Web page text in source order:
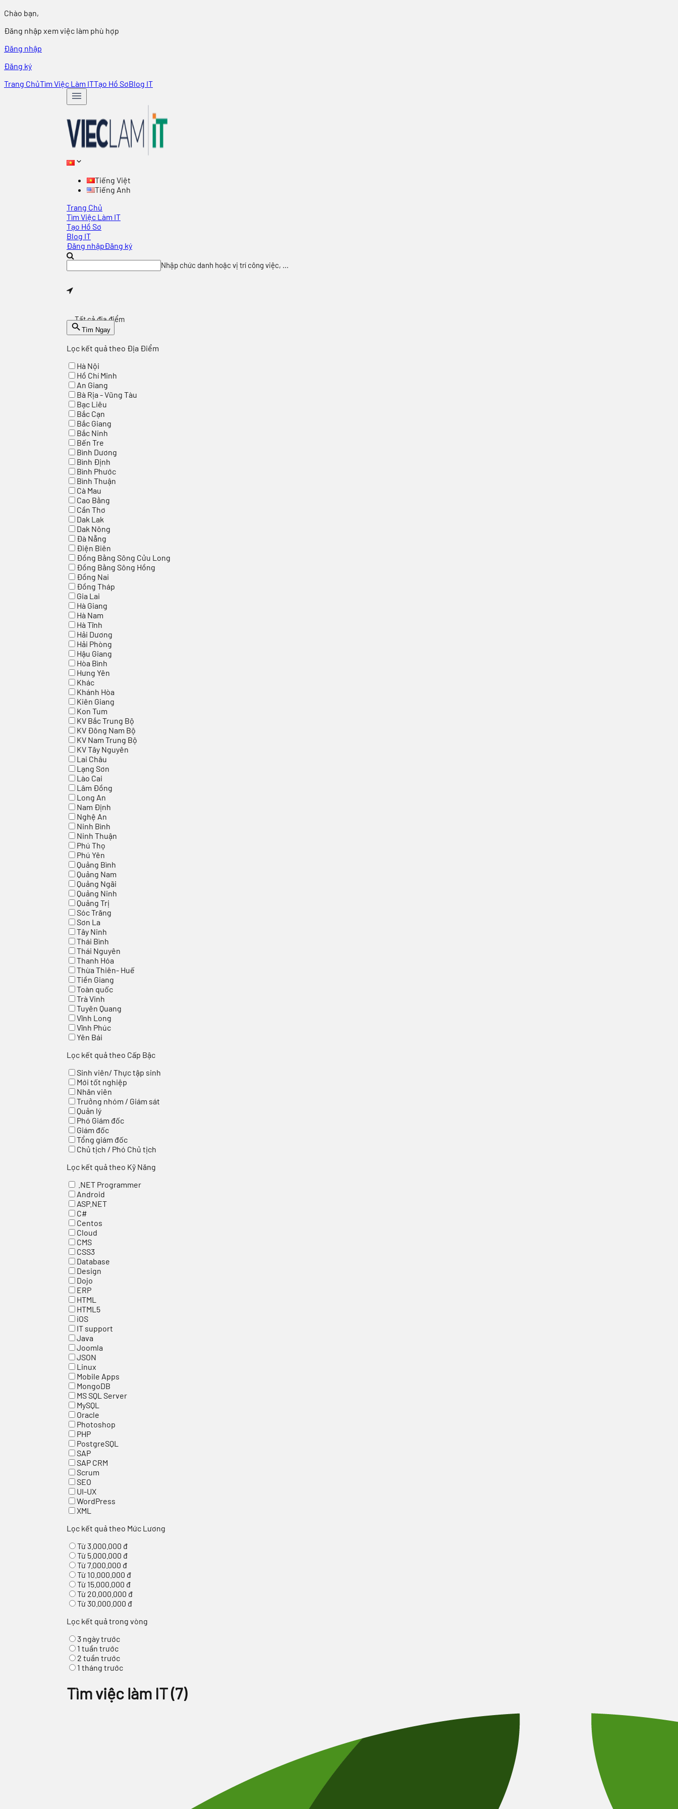
Chào bạn,
Đăng nhập xem việc làm phù hợp
Đăng nhập
Đăng ký
Trang ChủTìm Việc Làm ITTạo Hồ SơBlog IT
Tiếng Việt
Tiếng Anh
Trang Chủ
Tìm Việc Làm IT
Tạo Hồ Sơ
Blog IT
Đăng nhậpĐăng ký
Nhập chức danh hoặc vị trí công việc, ...
Tất cả địa điểm
Tìm Ngay
Lọc kết quả theo Địa Điểm
Hà Nội
Hồ Chí Minh
An Giang
Bà Rịa - Vũng Tàu
Bạc Liêu
Bắc Cạn
Bắc Giang
Bắc Ninh
Bến Tre
Bình Dương
Bình Định
Bình Phước
Bình Thuận
Cà Mau
Cao Bằng
Cần Thơ
Dak Lak
Dak Nông
Đà Nẵng
Điện Biên
Đồng Bằng Sông Cửu Long
Đồng Bằng Sông Hồng
Đồng Nai
Đồng Tháp
Gia Lai
Hà Giang
Hà Nam
Hà Tĩnh
Hải Dương
Hải Phòng
Hậu Giang
Hòa Bình
Hưng Yên
Khác
Khánh Hòa
Kiên Giang
Kon Tum
KV Bắc Trung Bộ
KV Đông Nam Bộ
KV Nam Trung Bộ
KV Tây Nguyên
Lai Châu
Lạng Sơn
Lào Cai
Lâm Đồng
Long An
Nam Định
Nghệ An
Ninh Bình
Ninh Thuận
Phú Thọ
Phú Yên
Quảng Bình
Quảng Nam
Quảng Ngãi
Quảng Ninh
Quảng Trị
Sóc Trăng
Sơn La
Tây Ninh
Thái Bình
Thái Nguyên
Thanh Hóa
Thừa Thiên- Huế
Tiền Giang
Toàn quốc
Trà Vinh
Tuyên Quang
Vĩnh Long
Vĩnh Phúc
Yên Bái
Lọc kết quả theo Cấp Bậc
Sinh viên/ Thực tập sinh
Mới tốt nghiệp
Nhân viên
Trưởng nhóm / Giám sát
Quản lý
Phó Giám đốc
Giám đốc
Tổng giám đốc
Chủ tịch / Phó Chủ tịch
Lọc kết quả theo Kỹ Năng
.NET Programmer
Android
ASP.NET
C#
Centos
Cloud
CMS
CSS3
Database
Design
Dojo
ERP
HTML
HTML5
iOS
IT support
Java
Joomla
JSON
Linux
Mobile Apps
MongoDB
MS SQL Server
MySQL
Oracle
Photoshop
PHP
PostgreSQL
SAP
SAP CRM
Scrum
SEO
UI-UX
WordPress
XML
Lọc kết quả theo Mức Lương
Từ 3.000.000 đ
Từ 5.000.000 đ
Từ 7.000.000 đ
Từ 10.000.000 đ
Từ 15.000.000 đ
Từ 20.000.000 đ
Từ 30.000.000 đ
Lọc kết quả trong vòng
3 ngày trước
1 tuần trước
2 tuần trước
1 tháng trước
Tìm việc làm IT(7)